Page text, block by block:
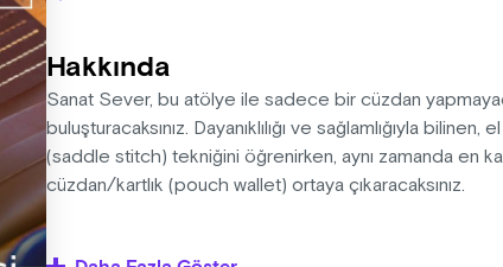
Hakkında
Sanat Sever, bu atölye ile sadece bir cüzdan
buluşturacaksınız. Dayanıklılığı ve sağlamlığıyla
(saddle stitch) tekniğini öğrenirken, aynı zamanda en
cüzdan/kartlık (pouch wallet) ortaya çıkaracaksınız.
Gündelik hayatta şıklığınızı tamamlayacak, yıllara